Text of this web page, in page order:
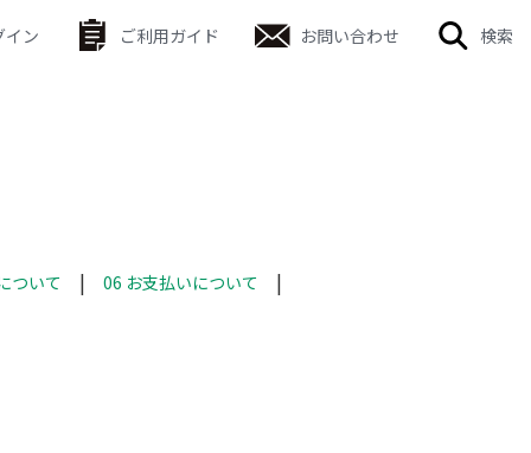
イン ご利用ガイド お問い合わせ 検索
ついて
06 お支払いについて